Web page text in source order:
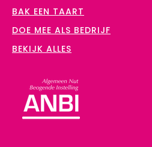
BAK EEN TAART
DOE MEE ALS BEDRIJF
BEKIJK ALLES